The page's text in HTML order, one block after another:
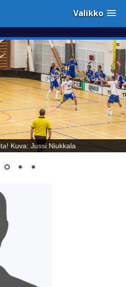
Valikko
Kuva: Jussi Niukkala